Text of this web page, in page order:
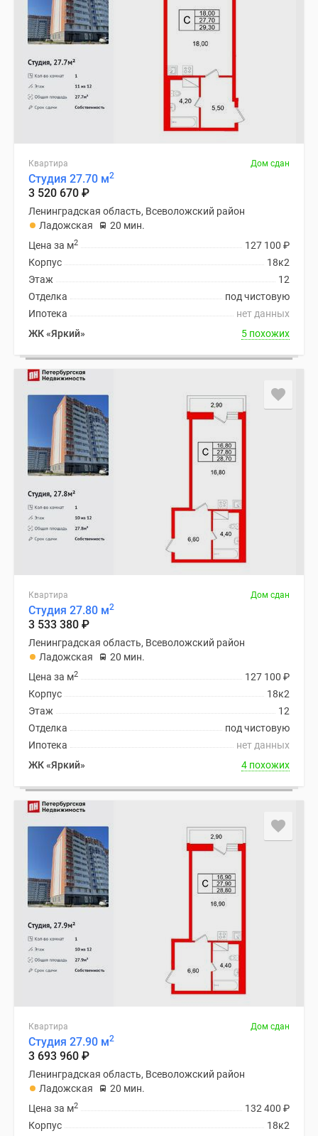
Квартира Дом сдан
Студия 27.70 м2
3 520 670 ₽
Ленинградская область, Всеволожский район
Ладожская
20 мин.
127 100 ₽
Цена за м2
18к2
Корпус
12
Этаж
под чистовую
Отделка
нет данных
Ипотека
ЖК «Яркий»
5 похожих
Квартира Дом сдан
Студия 27.80 м2
3 533 380 ₽
Ленинградская область, Всеволожский район
Ладожская
20 мин.
127 100 ₽
Цена за м2
18к2
Корпус
12
Этаж
под чистовую
Отделка
нет данных
Ипотека
ЖК «Яркий»
4 похожих
Квартира Дом сдан
Студия 27.90 м2
3 693 960 ₽
Ленинградская область, Всеволожский район
Ладожская
20 мин.
132 400 ₽
Цена за м2
18к2
Корпус